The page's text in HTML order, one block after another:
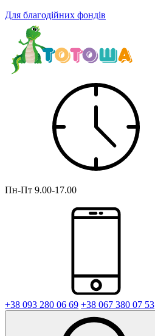
Для благодійних фондів
Пн-Пт 9.00-17.00
+38 093 280 06 69 +38 067 380 07 53